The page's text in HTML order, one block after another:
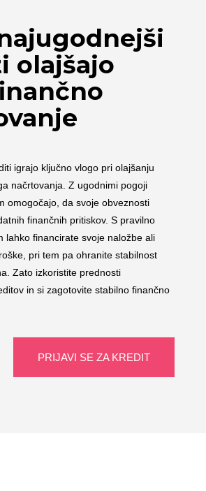
olajšajo
igrajo ključno vlogo pri olajšanju
načrtovanja. Z ugodnimi pogoji
omogočajo, da svoje obveznosti
finančnih pritiskov. S pravilno
lahko financirate svoje naložbe ali
pri tem pa ohranite stabilnost
Zato izkoristite prednosti
in si zagotovite stabilno finančno
PRIJAVI SE ZA KREDIT